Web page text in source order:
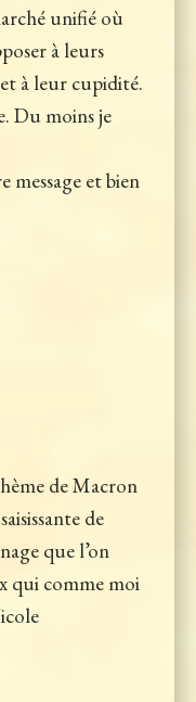
unifié où
à leurs
à leur cupidité.
Du moins je
et bien
de Macron
de
que l’on
qui comme moi